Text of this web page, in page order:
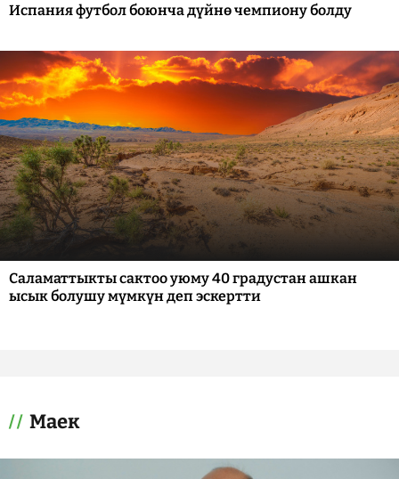
Испания футбол боюнча дүйнө чемпиону болду
Саламаттыкты сактоо уюму 40 градустан ашкан
ысык болушу мүмкүн деп эскертти
Маек